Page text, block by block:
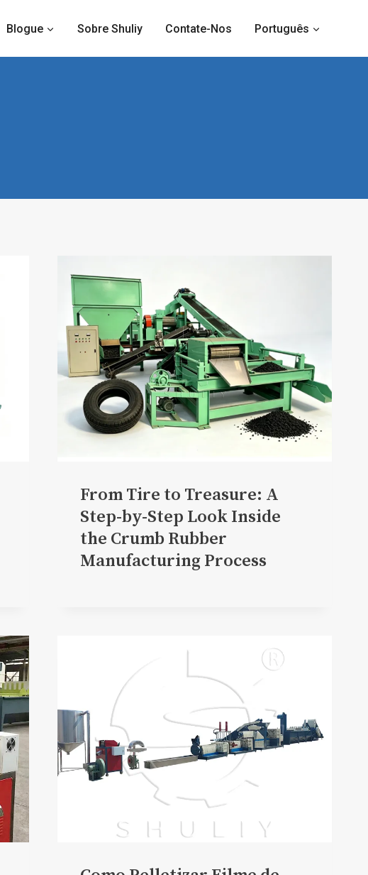
Blogue Sobre Shuliy Contate-Nos Português
From Tire to Treasure: A
Step-by-Step Look Inside
the Crumb Rubber
Manufacturing Process